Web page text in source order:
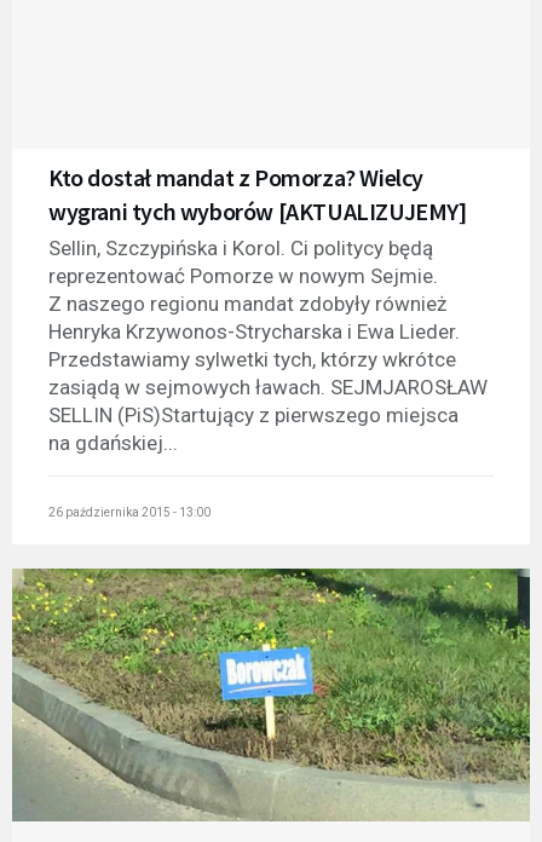
Kto dostał mandat z Pomorza? Wielcy
wygrani tych wyborów [AKTUALIZUJEMY]
Sellin, Szczypińska i Korol. Ci politycy będą
reprezentować Pomorze w nowym Sejmie.
Z naszego regionu mandat zdobyły również
Henryka Krzywonos-Strycharska i Ewa Lieder.
Przedstawiamy sylwetki tych, którzy wkrótce
zasiądą w sejmowych ławach. SEJMJAROSŁAW
SELLIN (PiS)Startujący z pierwszego miejsca
na gdańskiej...
26 października 2015 - 13:00